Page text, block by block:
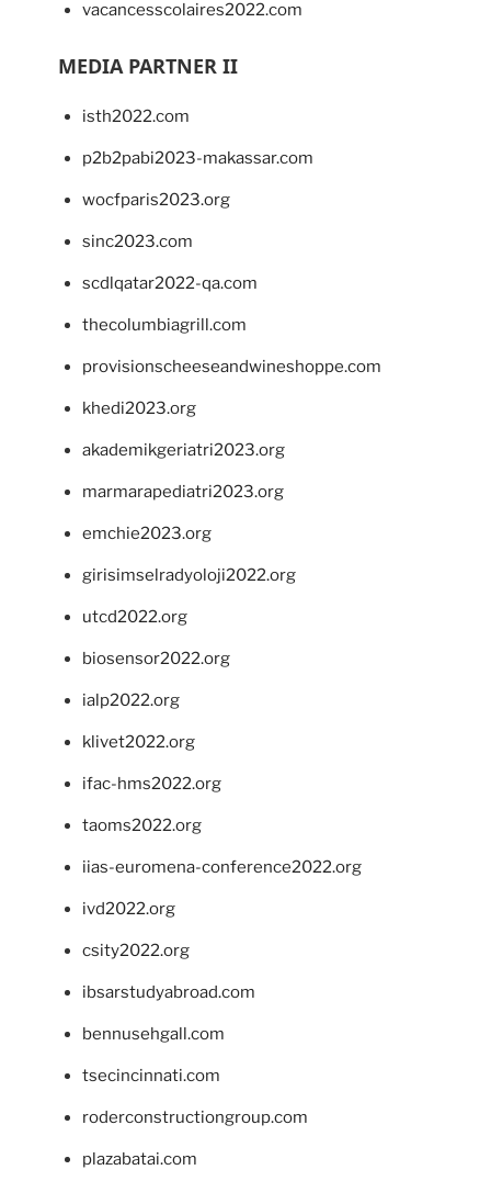
vacancesscolaires2022.com
MEDIA PARTNER II
isth2022.com
p2b2pabi2023-makassar.com
wocfparis2023.org
sinc2023.com
scdlqatar2022-qa.com
thecolumbiagrill.com
provisionscheeseandwineshoppe.com
khedi2023.org
akademikgeriatri2023.org
marmarapediatri2023.org
emchie2023.org
girisimselradyoloji2022.org
utcd2022.org
biosensor2022.org
ialp2022.org
klivet2022.org
ifac-hms2022.org
taoms2022.org
iias-euromena-conference2022.org
ivd2022.org
csity2022.org
ibsarstudyabroad.com
bennusehgall.com
tsecincinnati.com
roderconstructiongroup.com
plazabatai.com